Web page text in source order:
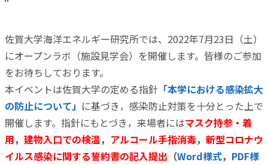
佐賀大学海洋エネルギー研究所では、2022年7月23日（土）
にオープンラボ（施設見学会）を開催します。皆様のご参加
をお待ちしております。
本イベントは佐賀大学の定める指針 「本学における感染拡大
の防止について」 に基づき，感染防止対策を十分とった上で
開催します。指針にもとづき，来場者にはマスク持参・着
用， 建物入口での検温， アルコール手指消毒， 新型コロナウ
イルス感染に関する誓約書の記入提出 （Word様式， PDF様